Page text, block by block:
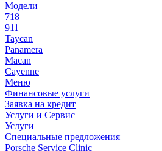
Модели
718
911
Taycan
Panamera
Macan
Cayenne
Меню
Финансовые услуги
Заявка на кредит
Услуги и Сервис
Услуги
Специальные предложения
Porsche Service Clinic